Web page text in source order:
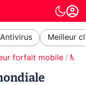
Meilleur
forfait mobile